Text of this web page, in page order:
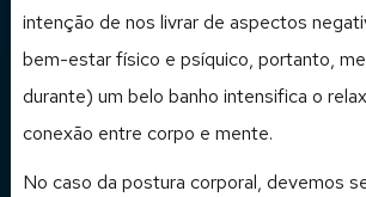
intenção de nos livrar de aspectos
bem-estar físico e psíquico, portanto,
durante) um belo banho intensifica o
conexão entre corpo e mente.
No caso da postura corporal, devemos